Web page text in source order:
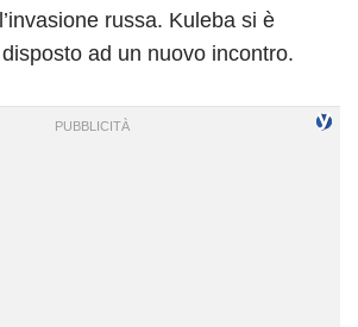
russa. Kuleba si è
ad un nuovo incontro.